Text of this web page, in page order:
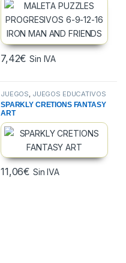
7,42€ Sin IVA
JUEGOS JUEGOS EDUCATIVOS
SPARKLY CRETIONS FANTASY
ART
11,06€ Sin IVA